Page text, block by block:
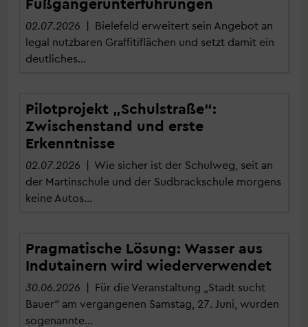
02.07.2026 | Bielefeld erweitert sein Angebot an
legal nutzbaren Graffitiflächen und setzt damit ein
deutliches…
Pilotprojekt „Schulstraße“:
Zwischenstand und erste
Erkenntnisse
02.07.2026 | Wie sicher ist der Schulweg, seit an
der Martinschule und der Sudbrackschule morgens
keine Autos…
Pragmatische Lösung: Wasser aus
Indutainern wird wiederverwendet
30.06.2026 | Für die Veranstaltung „Stadt sucht
Bauer“ am vergangenen Samstag, 27. Juni, wurden
sogenannte…